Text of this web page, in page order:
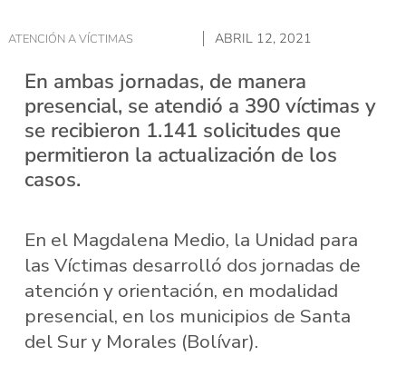
ATENCIÓN A VÍCTIMAS ABRIL 12, 2021
En ambas jornadas, de manera
presencial, se atendió a 390 víctimas y
se recibieron 1.141 solicitudes que
permitieron la actualización de los
casos.
En el Magdalena Medio, la Unidad para
las Víctimas desarrolló dos jornadas de
atención y orientación, en modalidad
presencial, en los municipios de Santa
del Sur y Morales (Bolívar).